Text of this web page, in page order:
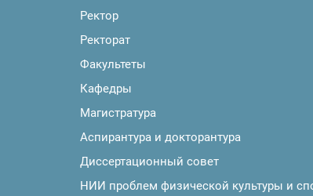
Ректор
Ректорат
Факультеты
Кафедры
Магистратура
Аспирантура и докторантура
Диссертационный совет
НИИ проблем физической культуры и